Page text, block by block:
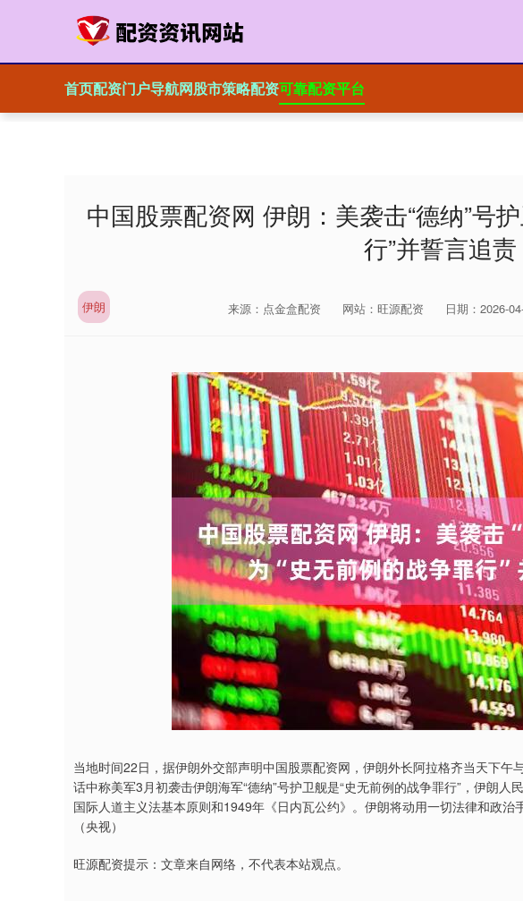
首页配资门户导航网股市策略配资可靠配资平台
中国股票配资网 伊朗：美袭击“德纳”号
行”并誓言追责
伊朗 来源：点金盒配资 网站：旺源配资 日期：2026-
当地时间22日，据伊朗外交部声明中国股票配资网，伊朗外长阿拉格齐当天下午
话中称美军3月初袭击伊朗海军“德纳”号护卫舰是“史无前例的战争罪行”，伊朗
国际人道主义法基本原则和1949年《日内瓦公约》。伊朗将动用一切法律和政治
（央视）
旺源配资提示：文章来自网络，不代表本站观点。